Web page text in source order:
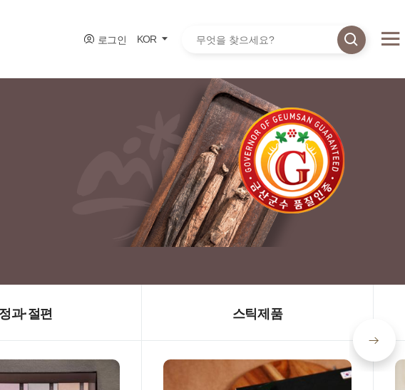
로그인 KOR
정과·절편 스틱제품